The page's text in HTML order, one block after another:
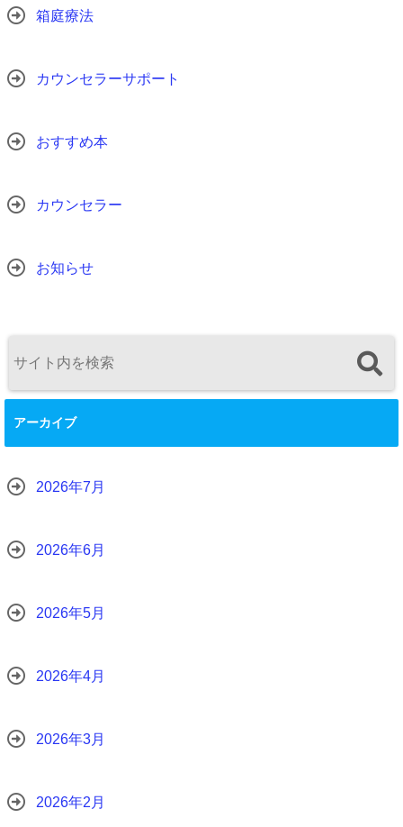
箱庭療法
カウンセラーサポート
おすすめ本
カウンセラー
お知らせ
アーカイブ
2026年7月
2026年6月
2026年5月
2026年4月
2026年3月
2026年2月